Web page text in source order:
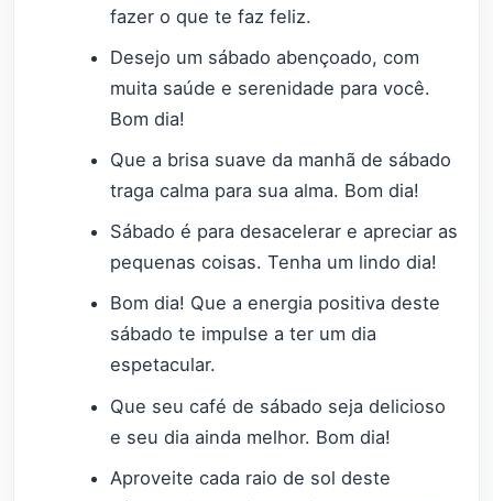
fazer o que te faz feliz.
Desejo um sábado abençoado, com
muita saúde e serenidade para você.
Bom dia!
Que a brisa suave da manhã de sábado
traga calma para sua alma. Bom dia!
Sábado é para desacelerar e apreciar as
pequenas coisas. Tenha um lindo dia!
Bom dia! Que a energia positiva deste
sábado te impulse a ter um dia
espetacular.
Que seu café de sábado seja delicioso
e seu dia ainda melhor. Bom dia!
Aproveite cada raio de sol deste